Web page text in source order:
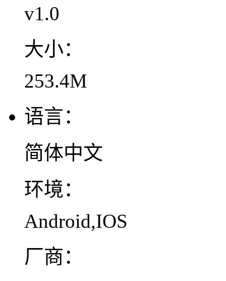
v1.0
大小：
253.4M
语言：
简体中文
环境：
Android,IOS
厂商：